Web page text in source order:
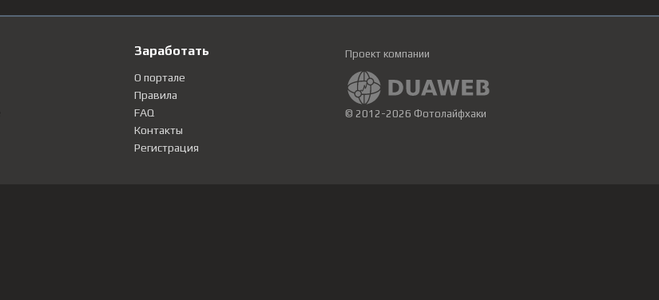
Заработать
О портале
Правила
FAQ
Контакты
Регистрация
Проект компании
© 2012-2026 Фотолайфхаки